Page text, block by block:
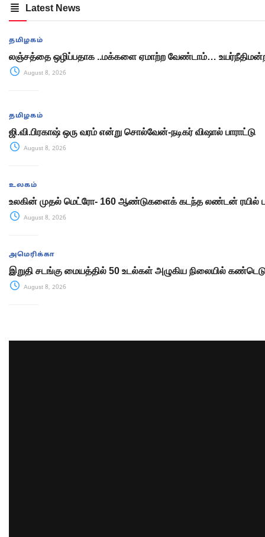
Latest News
தமிழகம்
லஞ்சத்தை ஒழிப்பதாக ..மக்களை ஏமாற்ற வேண்டாம்…
August 8, 2026
தமிழகம்
ஜி.வி.பிரகாஷ் ஒரு வரம் என்று சொல்வேன்-நடிகர் விஷால் பாராட்டு
August 8, 2026
உலகம்
உலகின் முதல் மெட்ரோ- 160 ஆண்டுகளைக் கடந்த லண்டன் ரயில்
August 8, 2026
அமெரிக்கா
இறுதி சடங்கு மையத்தில் 50 உடல்கள் அழுகிய நிலையில்
August 8, 2026